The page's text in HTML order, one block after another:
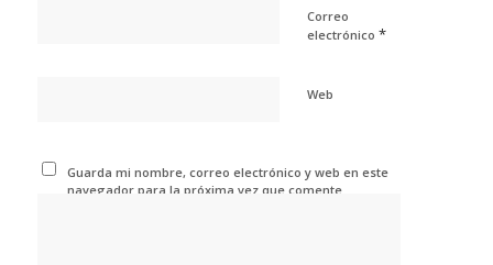
Correo
electrónico *
Web
Guarda mi nombre, correo electrónico y web en este
navegador para la próxima vez que comente.